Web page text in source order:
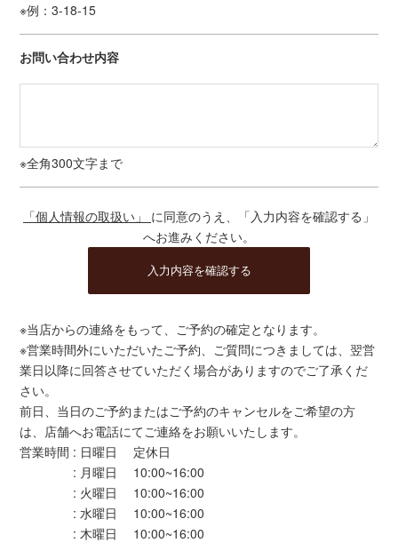
※例：3-18-15
お問い合わせ内容
※全角300文字まで
「個人情報の取扱い」 に同意のうえ、「入力内容を確認する」
へお進みください。
※当店からの連絡をもって、ご予約の確定となります。
※営業時間外にいただいたご予約、ご質問につきましては、翌営
業日以降に回答させていただく場合がありますのでご了承くだ
さい。
前日、当日のご予約またはご予約のキャンセルをご希望の方
は、店舗へお電話にてご連絡をお願いいたします。
営業時間 : 日曜日 定休日
: 月曜日 10:00~16:00
: 火曜日 10:00~16:00
: 水曜日 10:00~16:00
: 木曜日 10:00~16:00